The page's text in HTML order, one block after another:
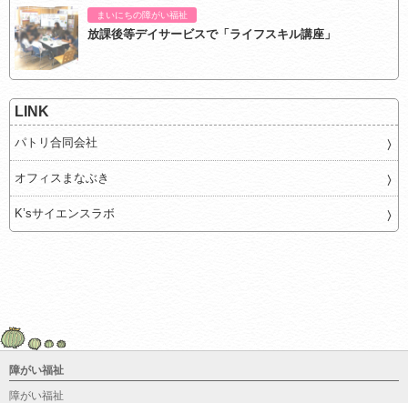
まいにちの障がい福祉
放課後等デイサービスで「ライフスキル講座」
LINK
パトリ合同会社
オフィスまなぶき
K’sサイエンスラボ
障がい福祉
障がい福祉